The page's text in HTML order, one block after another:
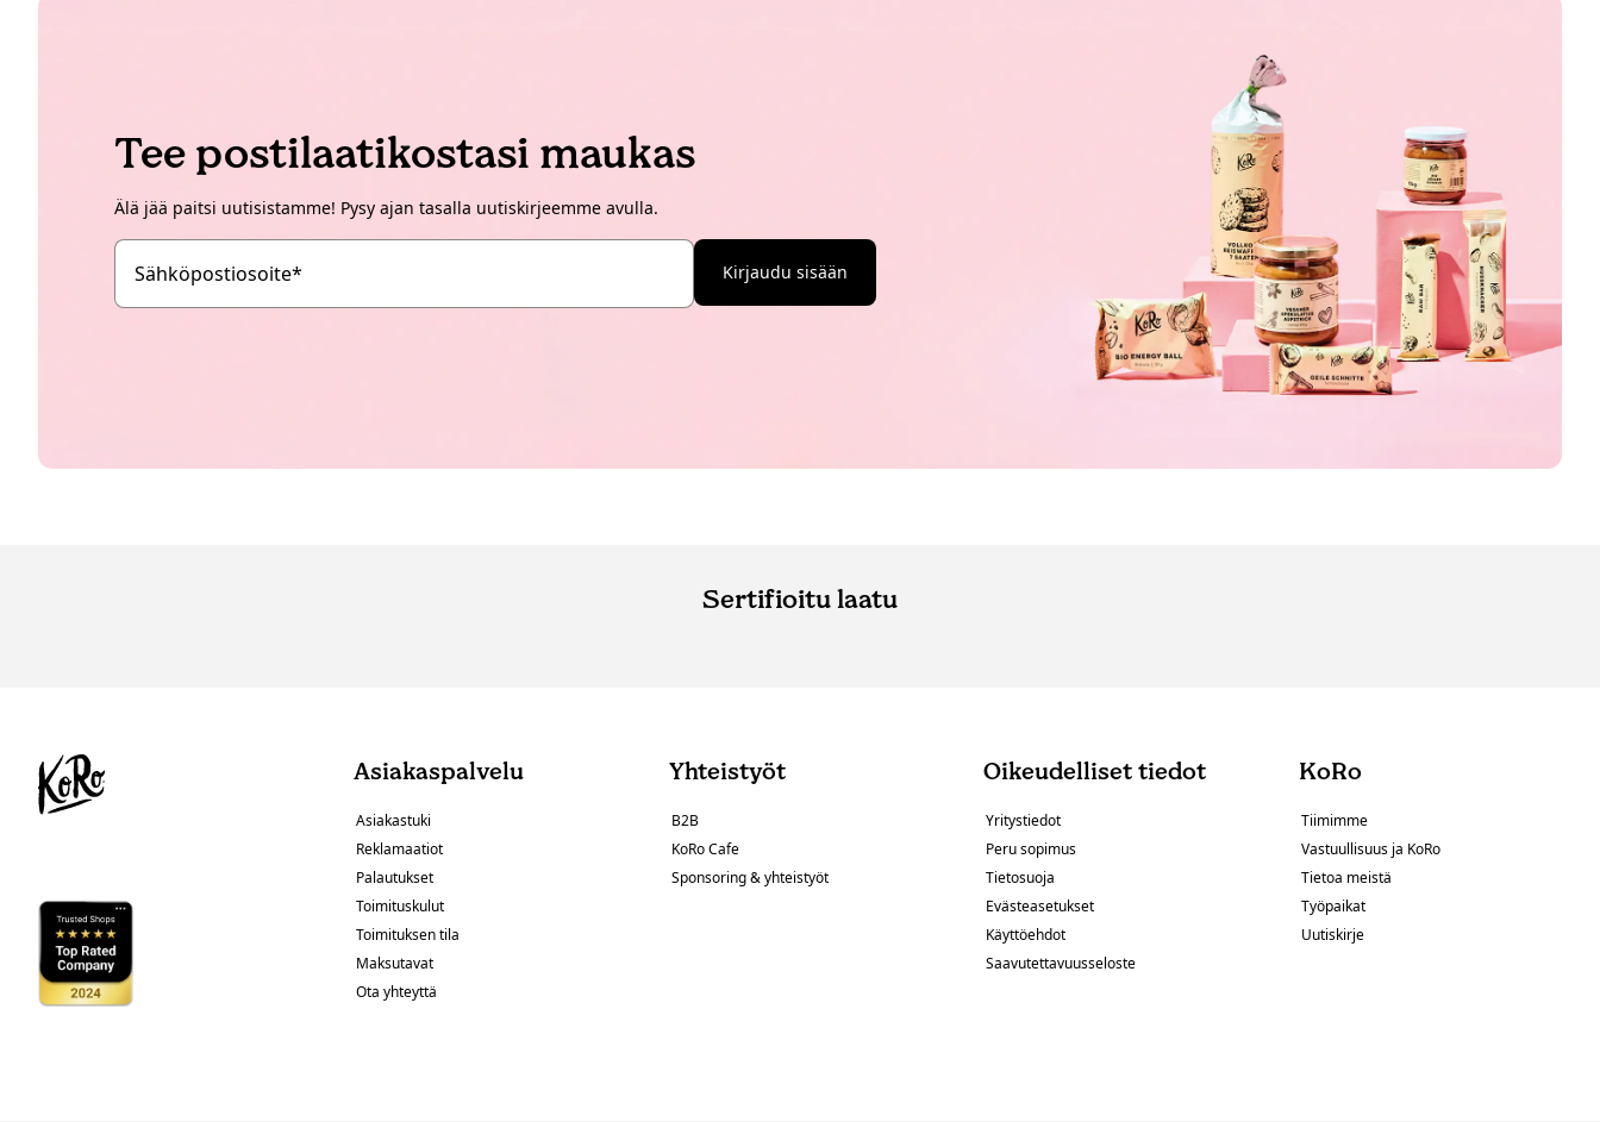
Tee postilaatikostasi maukas
Älä jää paitsi uutisistamme! Pysy ajan tasalla uutiskirjeemme avulla.
Sähköpostiosoite* Kirjaudu sisään
Sertifioitu laatu
Asiakaspalvelu
Asiakastuki
Reklamaatiot
Palautukset
Toimituskulut
Toimituksen tila
Maksutavat
Ota yhteyttä
Yhteistyöt
B2B
KoRo Cafe
Sponsoring & yhteistyöt
Oikeudelliset tiedot
Yritystiedot
Peru sopimus
Tietosuoja
Evästeasetukset
Käyttöehdot
Saavutettavuusseloste
KoRo
Tiimimme
Vastuullisuus ja KoRo
Tietoa meistä
Työpaikat
Uutiskirje